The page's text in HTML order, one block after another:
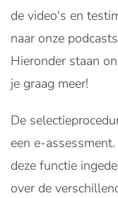
de video's en
naar onze
Hieronder staan
je graag meer!
De
een e-
deze functie
over de